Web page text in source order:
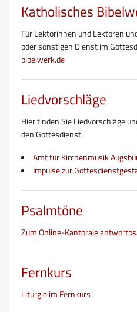
Katholisches
Für Lektorinnen und Lektoren
oder sonstigen Dienst im
bibelwerk.de
Liedvorschläge
Hier finden Sie Liedvorschläge
den Gottesdienst:
Amt für Kirchenmusik
Impulse zur
Psalmtöne
Zum Online-Kantorale
Fernkurs
Liturgie im Fernkurs